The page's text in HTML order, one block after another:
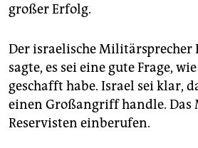
großer Erfolg.
Der israelische Militärsprecher
sagte, es sei eine gute Frage,
geschafft habe. Israel sei klar,
einen Großangriff handle. Das
Reservisten einberufen.